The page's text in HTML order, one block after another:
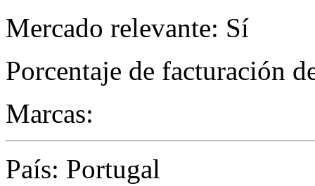
Mercado relevante: Sí
Porcentaje de facturación
Marcas:
País: Portugal